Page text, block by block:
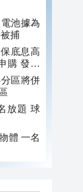
池據為
捕
底息高
購 發行
區將併
放題 球
體 一名